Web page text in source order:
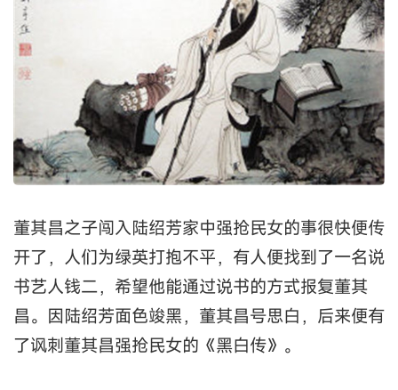
董其昌之子闯入陆绍芳家中强抢民女的事很快便传
开了，人们为绿英打抱不平，有人便找到了一名说
书艺人钱二，希望他能通过说书的方式报复董其
昌。因陆绍芳面色竣黑，董其昌号思白，后来便有
了讽刺董其昌强抢民女的《黑白传》。